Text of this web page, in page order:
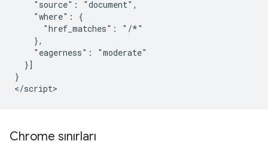
    "source": "document",
    "where": {
      "href_matches": "/*"
    },
    "eagerness": "moderate"
  }]
}
Chrome sınırları